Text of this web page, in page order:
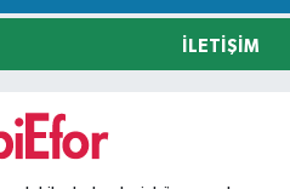
İLETIŞIM